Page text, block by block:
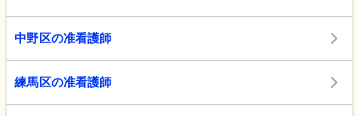
中野区の准看護師
練馬区の准看護師